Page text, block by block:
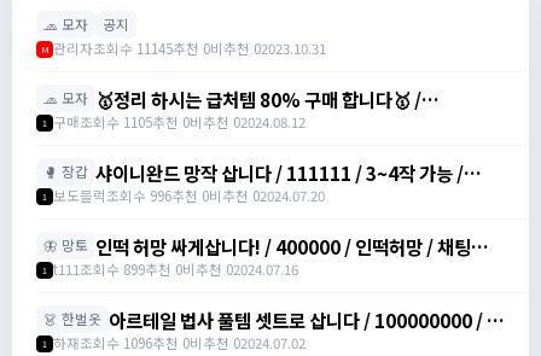
🧢 모자 공지
M 관리자조회수 11145추천 0비추천 02023.10.31
🧢 모자 🥇정리 하시는 급처템 80% 구매 합니다🥇 /
https://open.kakao.com/o/sq2dtyIg
1 구매조회수 1105추천 0비추천 02024.08.12
🥊 장갑 샤이니완드 망작 삽니다 / 111111 / 3~4작 가능 /
01034925454
1 보도블럭조회수 996추천 0비추천 02024.07.20
🦋 망토 인떡 허망 싸게삽니다! / 400000 / 인떡허망 / 채팅주십
셔!
1 t111조회수 899추천 0비추천 02024.07.16
👗 한벌옷 아르테일 법사 풀템 셋트로 삽니다 / 100000000 / 아
르테일 법사 풀템 셋트로 삽니다
1 하재조회수 1096추천 0비추천 02024.07.02